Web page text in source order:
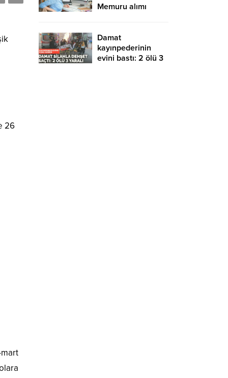
26
mart
Memuru alımı
sınavsız başvuru
Damat
kayınpederinin
evini bastı: 2 ölü 3